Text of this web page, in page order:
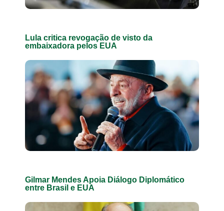
Lula critica revogação de visto da
embaixadora pelos EUA
Gilmar Mendes Apoia Diálogo Diplomático
entre Brasil e EUA